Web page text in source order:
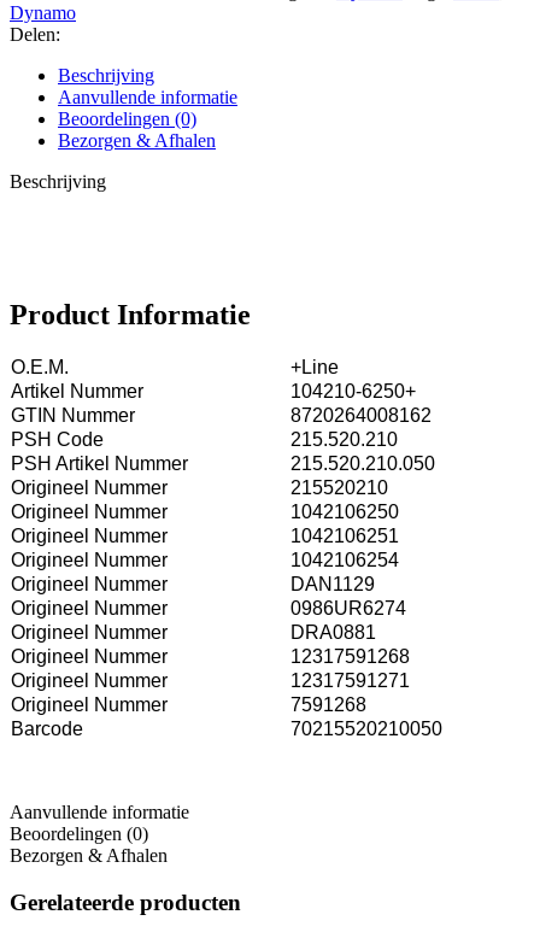
Dynamo
Delen:
Beschrijving
Aanvullende informatie
Beoordelingen (0)
Bezorgen & Afhalen
Beschrijving
Product Informatie
O.E.M.
+Line
Artikel Nummer
104210-6250+
GTIN Nummer
8720264008162
PSH Code
215.520.210
PSH Artikel Nummer
215.520.210.050
Origineel Nummer
215520210
Origineel Nummer
1042106250
Origineel Nummer
1042106251
Origineel Nummer
1042106254
Origineel Nummer
DAN1129
Origineel Nummer
0986UR6274
Origineel Nummer
DRA0881
Origineel Nummer
12317591268
Origineel Nummer
12317591271
Origineel Nummer
7591268
Barcode
70215520210050
Aanvullende informatie
Beoordelingen (0)
Bezorgen & Afhalen
Gerelateerde producten